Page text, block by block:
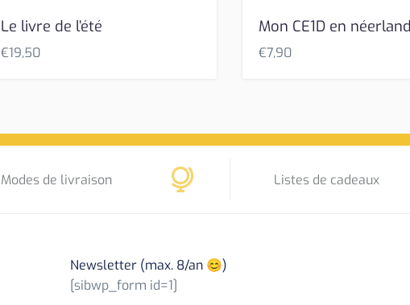
Le livre de l’été
€19,50
Mon CE1D en
€7,90
Modes de livraison Listes de cadeaux
Newsletter (max. 8/an 😊)
[sibwp_form id=1]